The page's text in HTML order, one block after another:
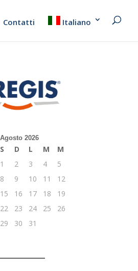
Contatti Italiano
Agosto 2026
S D L M
M
1
2 3 4
5
8 9 10 11
12
15 16 17 18
19
22 23 24 25
26
29 30
31